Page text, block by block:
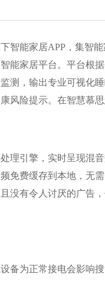
智能家居APP，集智
能家居平台。平台根
测，输出专业可视化
风险提示。在智慧慕
理引擎，实时呈现混
免费缓存到本地，无
没有令人讨厌的广告
备为正常接电会影响